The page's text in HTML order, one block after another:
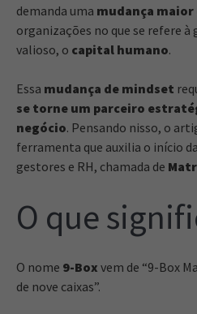
demanda uma mudança
organizações no que se refere
valioso, o capital humano.
Essa mudança de mindset
se torne um parceiro
negócio. Pensando nisso, o
ferramenta que auxilia o início
gestores e RH, chamada de
O que
O nome 9-Box vem de “9-Box
de nove caixas”.